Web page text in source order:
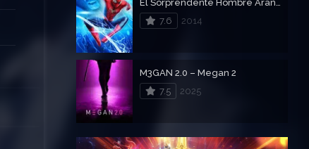
7.6
2014
M3GAN 2.0 – Megan 2
7.5
2025